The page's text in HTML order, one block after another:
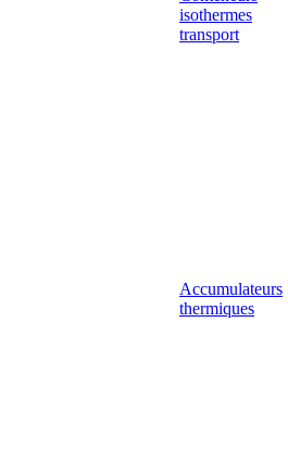
isothermes
transport
Accumulateurs
thermiques